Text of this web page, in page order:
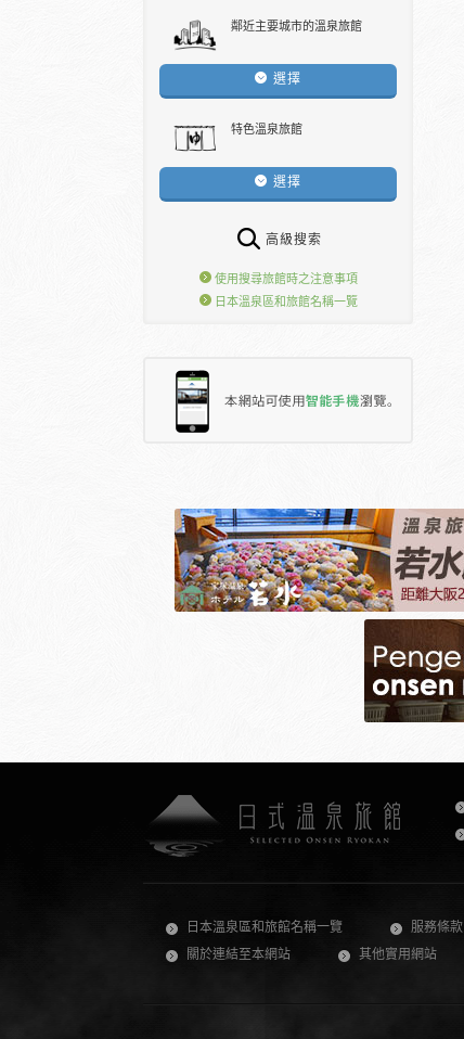
鄰近主要城市的溫泉旅館
選擇
特色溫泉旅館
選擇
高級搜索
使用搜尋旅館時之注意事項
日本溫泉區和旅館名稱一覽
日本溫泉區和旅館名稱一覽 服務條款
關於連結至本網站
其他實用網站